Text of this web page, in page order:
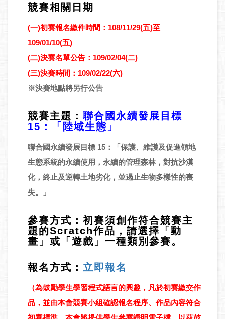
競賽相關日期
(一)初賽報名繳件時間：108/11/29(五)至
109/01/10(五)
(二)決賽名單公告：109/02/04(二)
(三)決賽時間：109/02/22(六)
※決賽地點將另行公告
競賽主題： 聯合國永續發展目標
15：「陸域生態」
聯合國永續發展目標 15：「保護、維護及促進領地
生態系統的永續使用，永續的管理森林，對抗沙漠
化，終止及逆轉土地劣化，並遏止生物多樣性的喪
失。」
參賽方式：初賽須創作符合競賽主
題的Scratch作品，請選擇「動
畫」或「遊戲」一種類別參賽。
報名方式： 立即報名
（為鼓勵學生學習程式語言的興趣，凡於初賽繳交作
品，並由本會競賽小組確認報名程序、作品內容符合